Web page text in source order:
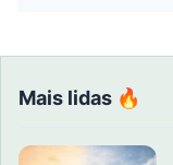
Mais lidas 🔥